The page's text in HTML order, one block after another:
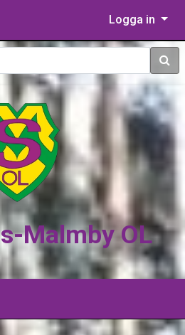
Logga in
Sök
Malmby OL